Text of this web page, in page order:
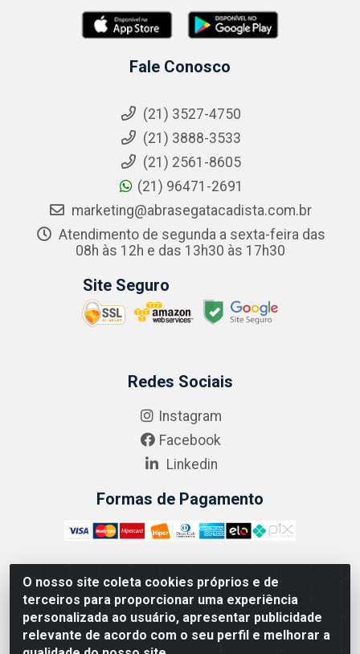
O nosso site coleta cookies próprios e de
terceiros para proporcionar uma experiência
personalizada ao usuário, apresentar publicidade
relevante de acordo com o seu perfil e melhorar a
Fale Conosco
(21) 3527-4750
(21) 3888-3533
(21) 2561-8605
(21) 96471-2691
marketing@abrasegatacadista.com.br
Atendimento de segunda a sexta-feira das
08h às 12h e das 13h30 às 17h30
Site Seguro
Redes Sociais
Instagram
Facebook
Linkedin
Formas de Pagamento
ABRASEG COMÉRCIO ATACADISTA LTDA - CNPJ:
10.894.768/0001-00 - Avenida Lobo Júnior, 1045 -
Penha Circular - Rio de Janeiro - RJ - CEP 21020-124